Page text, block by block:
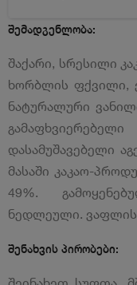
შემადგენლობა:
შაქარი, სრესილი
ხორბლის ფქვილი,
ნატურალური
დასამუშავებელი
მასაში კაკაო-
49%.
ნედლეული. ვაფლის
შენახვის პირობები: